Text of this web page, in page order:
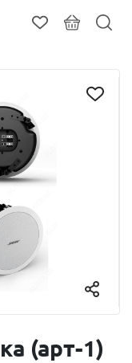
(арт-1)